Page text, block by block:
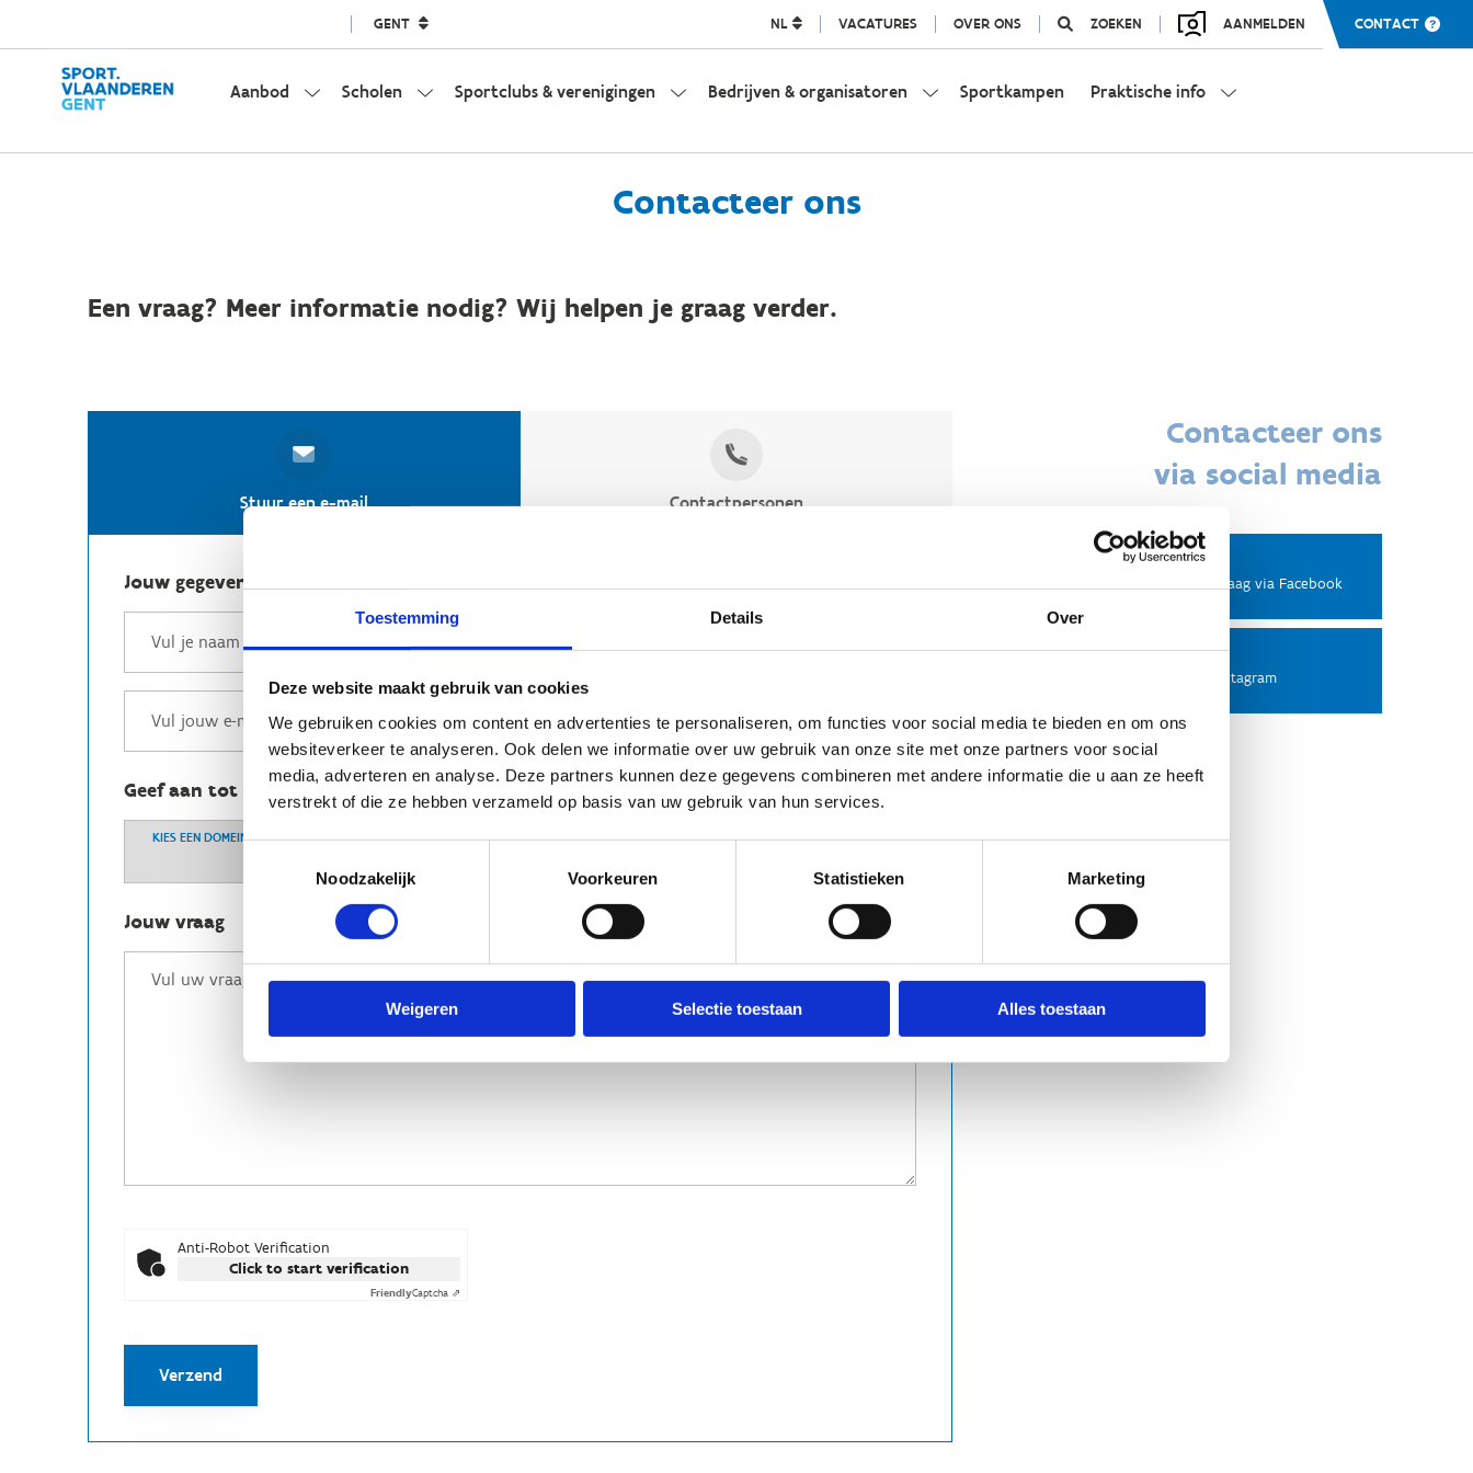
Toestemming Details Over
Deze website maakt gebruik van cookies
We gebruiken cookies om content en advertenties te personaliseren, om functies voor social media te bieden en om ons
websiteverkeer te analyseren. Ook delen we informatie over uw gebruik van onze site met onze partners voor social
media, adverteren en analyse. Deze partners kunnen deze gegevens combineren met andere informatie die u aan ze heeft
verstrekt of die ze hebben verzameld op basis van uw gebruik van hun services.
Noodzakelijk
Voorkeuren Statistieken Marketing
Weigeren Selectie toestaan Alles toestaan
GENT NL VACATURES OVER ONS ZOEKEN AANMELDEN CONTACT
Aanbod Scholen Sportclubs & verenigingen Bedrijven & organisatoren Sportkampen Praktische info
Contacteer ons
Een vraag? Meer informatie nodig? Wij helpen je graag verder.
Stuur een e-mail Contactpersonen
Jouw gegevens
Geef aan tot welk domein jouw vraag behoort
KIES EEN DOMEIN
Jouw vraag
Anti-Robot Verification
Click to start verification
FriendlyCaptcha ⇗
Verzend
Contacteer ons
via social media
Facebook
Stel ons een vraag via Facebook
Instagram
Volg ons op Instagram